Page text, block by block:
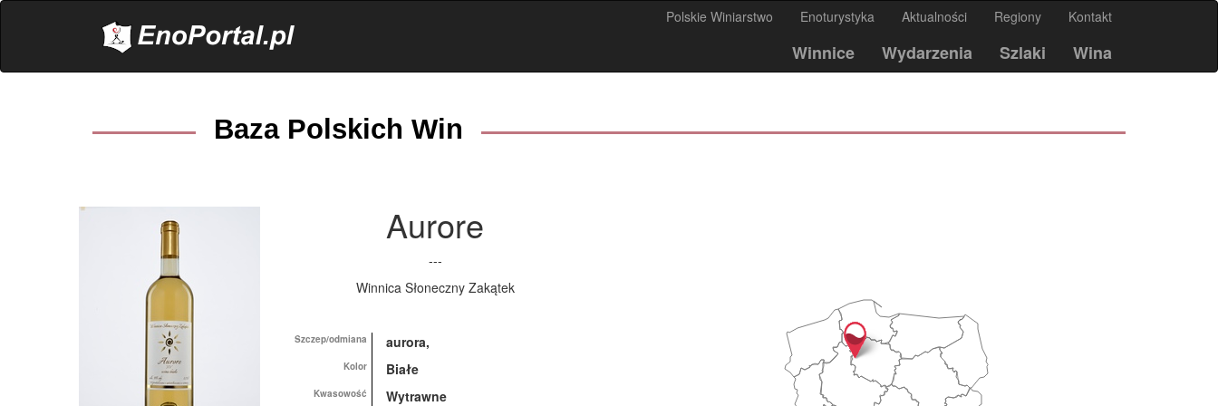
Polskie Winiarstwo Enoturystyka Aktualności Regiony Kontakt
Winnice Wydarzenia Szlaki Wina
Baza Polskich Win
Aurore
---
Winnica Słoneczny Zakątek
Szczep/odmiana aurora,
Kolor Białe
Kwasowość Wytrawne